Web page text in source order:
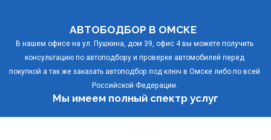
АВТОБОДБОР В ОМСКЕ
В нашем офисе на ул. Пушкина, дом 39, офис 4 вы можете получить
консультацию по автоподбору и проверке автомобилей перед
покупкой а так же заказать автоподбор под ключ в Омске либо по всей
Российской Федерации.
Мы имеем полный спектр услуг